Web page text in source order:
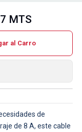
MTS
al Carro
de
de 8 A, este cable